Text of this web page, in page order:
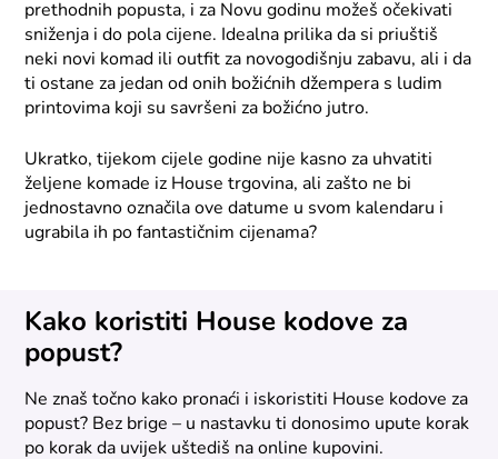
prethodnih popusta, i za Novu godinu možeš očekivati
sniženja i do pola cijene. Idealna prilika da si priuštiš
neki novi komad ili outfit za novogodišnju zabavu, ali i da
ti ostane za jedan od onih božićnih džempera s ludim
printovima koji su savršeni za božićno jutro.
Ukratko, tijekom cijele godine nije kasno za uhvatiti
željene komade iz House trgovina, ali zašto ne bi
jednostavno označila ove datume u svom kalendaru i
ugrabila ih po fantastičnim cijenama?
Kako koristiti House kodove za
popust?
Ne znaš točno kako pronaći i iskoristiti House kodove za
popust? Bez brige – u nastavku ti donosimo upute korak
po korak da uvijek uštediš na online kupovini.